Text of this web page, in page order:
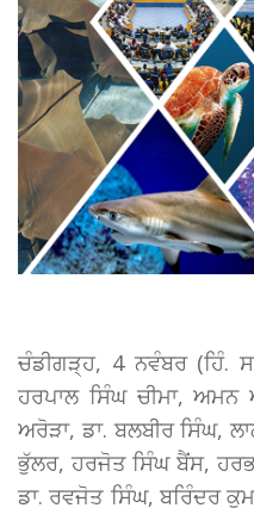
ਚੰਡੀਗੜ੍ਹ, 4 ਨਵੰਬਰ (ਹਿੰ.
ਹਰਪਾਲ ਸਿੰਘ ਚੀਮਾ, ਅਮਨ
ਅਰੋੜਾ, ਡਾ. ਬਲਬੀਰ ਸਿੰਘ,
ਭੁੱਲਰ, ਹਰਜੋਤ ਸਿੰਘ ਬੈਂਸ,
ਡਾ. ਰਵਜੋਤ ਸਿੰਘ, ਬਰਿੰਦਰ